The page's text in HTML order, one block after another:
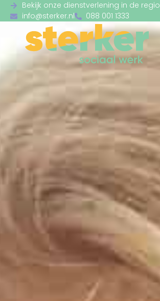
Bekijk onze dienstverlening in de regio
info@sterker.nl
088 001 1333